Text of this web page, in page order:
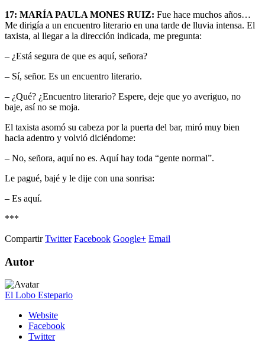
17: MARÍA PAULA MONES RUIZ: Fue hace muchos años…
Me dirigía a un encuentro literario en una tarde de lluvia intensa. El
taxista, al llegar a la dirección indicada, me pregunta:
– ¿Está segura de que es aquí, señora?
– Sí, señor. Es un encuentro literario.
– ¿Qué? ¿Encuentro literario? Espere, deje que yo averiguo, no
baje, así no se moja.
El taxista asomó su cabeza por la puerta del bar, miró muy bien
hacia adentro y volvió diciéndome:
– No, señora, aquí no es. Aquí hay toda “gente normal”.
Le pagué, bajé y le dije con una sonrisa:
– Es aquí.
***
Compartir Twitter Facebook Google+ Email
Autor
El Lobo Estepario
Website
Facebook
Twitter